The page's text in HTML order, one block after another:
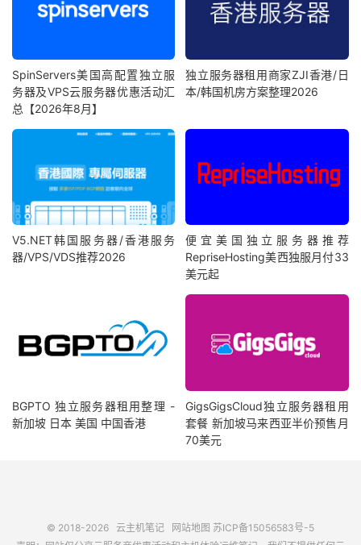
SpinServers美国高配置独立服
务器及VPS云服务器优惠活动汇
总【2026年8月】
独立服务器租用商家ZJI香港/日
本/韩国机房方案整理2026
V5.NET韩国服务器/香港服务
器/VPS/VDS推荐2026
便宜美国独立服务器推荐
RepriseHosting美西独服月付33
美元起
BGPTO 独立服务器租用整理 -
新加坡 日本 美国 中国香港
GigsGigsCloud独立服务器租用
套餐 新加坡马来西亚半价预售月
70美元
© 2018-2026 云主机笔记 网站地图 苏ICP备15056583号-5